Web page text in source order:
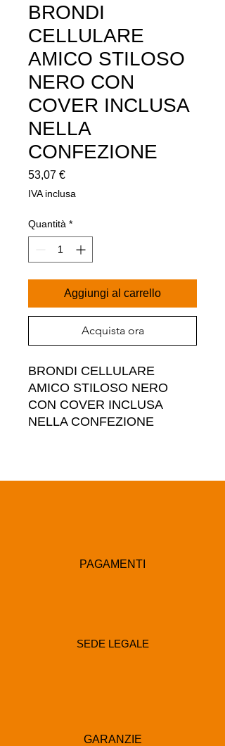
BRONDI
CELLULARE
AMICO STILOSO
NERO CON
COVER INCLUSA
NELLA
CONFEZIONE
53,07 €Prezzo
IVA inclusa
Quantità *
Aggiungi al carrello
Acquista ora
BRONDI CELLULARE
AMICO STILOSO NERO
CON COVER INCLUSA
NELLA CONFEZIONE
PAGAMENTI
SEDE LEGALE
GARANZIE